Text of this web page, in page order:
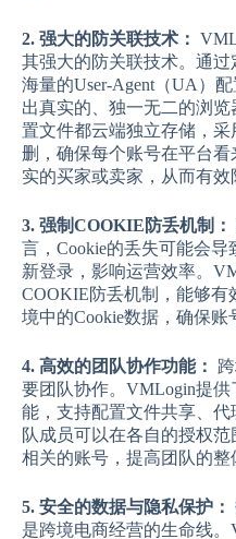
2. 强大的防关联技术：
其强大的防关联技术。通
海量的User-Agent（UA）
出真实的、独一无二的浏
置文件都云端独立存储，
删，确保每个账号在平台
实的买家或卖家，从而有效
3. 强制COOKIE防丢机制：
言，Cookie的丢失可能会
新登录，影响运营效率。
COOKIE防丢机制，能够有
境中的Cookie数据，确保账
4. 高效的团队协作功能：
要团队协作。VMLogin提
能，支持配置文件共享、代
队成员可以在各自的授权
相关的账号，提高团队的整
5. 安全的数据与隐私保护：
是跨境电商经营的生命线